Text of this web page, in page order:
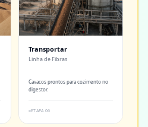
Transportar
Linha de Fibras
Cavacos prontos para cozimento no
digestor.
ETAPA 06